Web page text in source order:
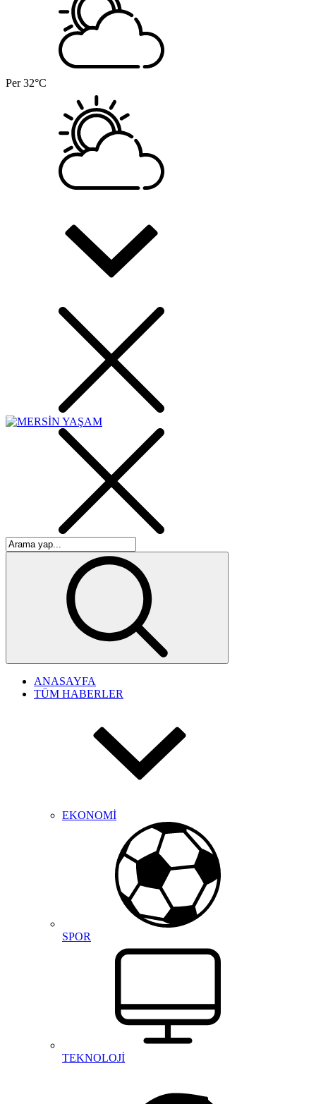
Per 32°C
ANASAYFA
TÜM HABERLER
EKONOMİ
SPOR
TEKNOLOJİ